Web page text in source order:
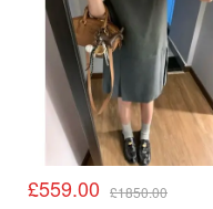
£559.00 £1850.00